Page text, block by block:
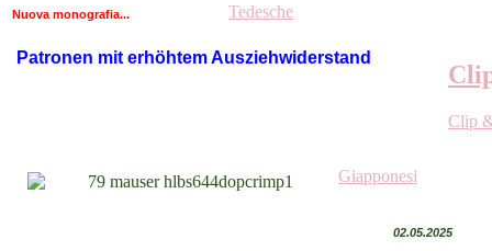
Tedesche
Giapponesi
Clip
Nuova monografia...
Patronen mit erhöhtem Ausziehwiderstand
02.05.2025